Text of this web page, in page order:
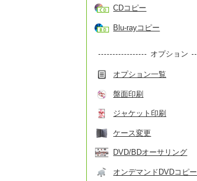
CDコピー
Blu-rayコピー
オプション
オプション一覧
盤面印刷
ジャケット印刷
ケース変更
DVD/BDオーサリング
オンデマンドDVDコピー